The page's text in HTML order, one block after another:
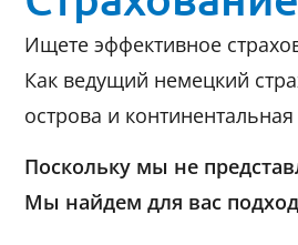
Ищете эффективное
Как ведущий немецкий
острова и
Поскольку мы не
Мы найдем для вас